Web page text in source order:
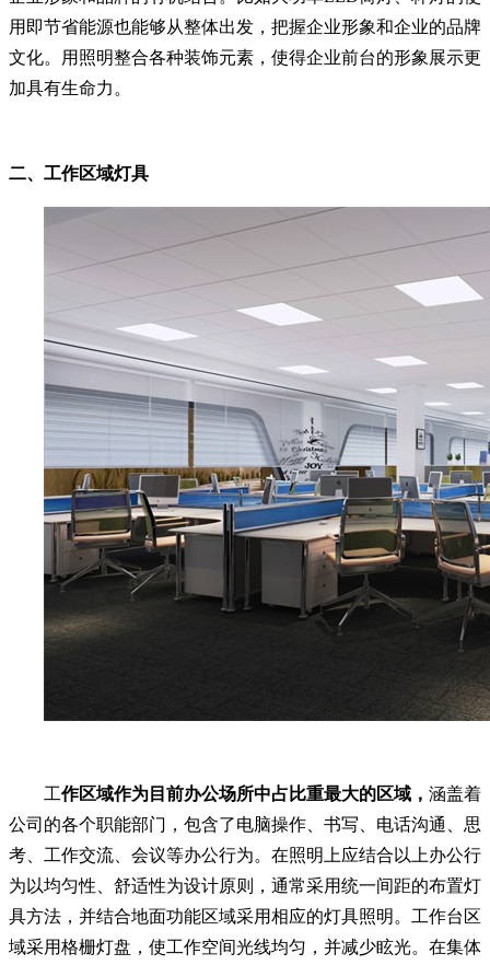
用即节省能源也能够从整体出发，把握企业形象和企业的品牌
文化。用照明整合各种装饰元素，使得企业前台的形象展示更
加具有生命力。
二、工作区域灯具
工作区域作为目前办公场所中占比重最大的区域， 涵盖着
公司的各个职能部门，包含了电脑操作、书写、电话沟通、思
考、工作交流、会议等办公行为。在照明上应结合以上办公行
为以均匀性、舒适性为设计原则，通常采用统一间距的布置灯
具方法，并结合地面功能区域采用相应的灯具照明。工作台区
域采用格栅灯盘，使工作空间光线均匀，并减少眩光。在集体